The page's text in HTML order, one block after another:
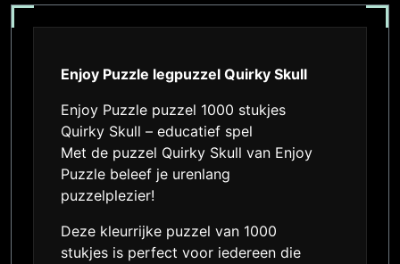
Enjoy Puzzle legpuzzel Quirky Skull
Enjoy Puzzle puzzel 1000 stukjes
Quirky Skull – educatief spel
Met de puzzel Quirky Skull van Enjoy
Puzzle beleef je urenlang
puzzelplezier!
Deze kleurrijke puzzel van 1000
stukjes is perfect voor iedereen die